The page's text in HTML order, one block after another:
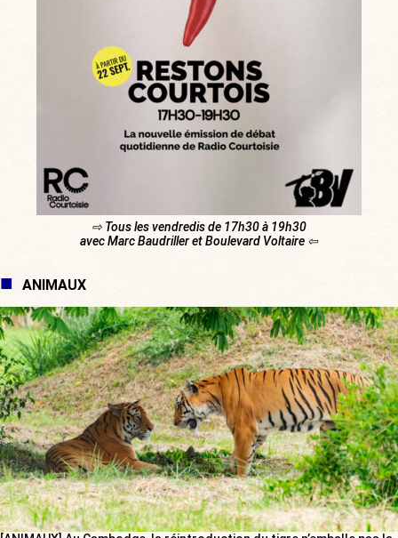
⇨ Tous les vendredis de 17h30 à 19h30
avec Marc Baudriller et Boulevard Voltaire ⇦
ANIMAUX